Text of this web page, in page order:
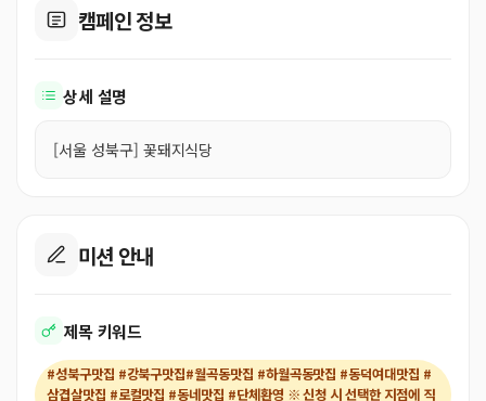
캠페인 정보
상세 설명
[서울 성북구] 꽃돼지식당
미션 안내
제목 키워드
#성북구맛집 #강북구맛집#월곡동맛집 #하월곡동맛집 #동덕여대맛집 #
삼겹살맛집 #로컬맛집 #동네맛집 #단체환영 ※ 신청 시 선택한 지점에 직